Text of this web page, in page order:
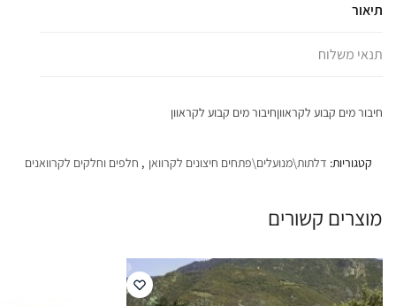
תיאור
תנאי משלוח
חיבור מים קבוע לקראווןחיבור מים קבוע לקראוון
קטגוריות: דלתות\מנועלים\פתחים חיצונים לקרוואן , חלפים וחלקים לקרוואנים
מוצרים קשורים